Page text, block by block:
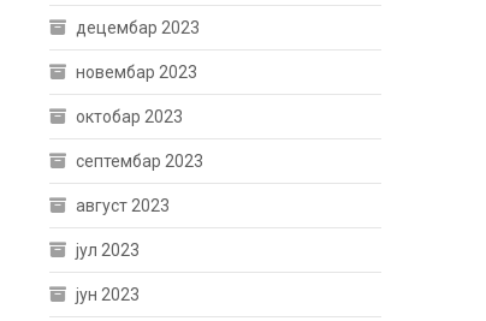
децембар 2023
новембар 2023
октобар 2023
септембар 2023
август 2023
јул 2023
јун 2023